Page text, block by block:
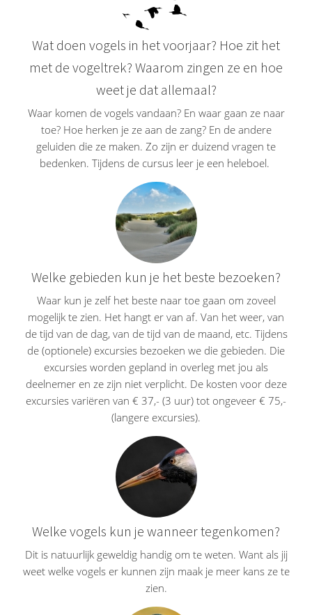
Wat doen vogels in het voorjaar? Hoe zit het
met de vogeltrek? Waarom zingen ze en hoe
weet je dat allemaal?
Waar komen de vogels vandaan? En waar gaan ze naar
toe? Hoe herken je ze aan de zang? En de andere
geluiden die ze maken. Zo zijn er duizend vragen te
bedenken. Tijdens de cursus leer je een heleboel.
Welke gebieden kun je het beste bezoeken?
Waar kun je zelf het beste naar toe gaan om zoveel
mogelijk te zien. Het hangt er van af. Van het weer, van
de tijd van de dag, van de tijd van de maand, etc. Tijdens
de (optionele) excursies bezoeken we die gebieden. Die
excursies worden gepland in overleg met jou als
deelnemer en ze zijn niet verplicht. De kosten voor deze
excursies variëren van € 37,- (3 uur) tot ongeveer € 75,-
(langere excursies).
Welke vogels kun je wanneer tegenkomen?
Dit is natuurlijk geweldig handig om te weten. Want als jij
weet welke vogels er kunnen zijn maak je meer kans ze te
zien.